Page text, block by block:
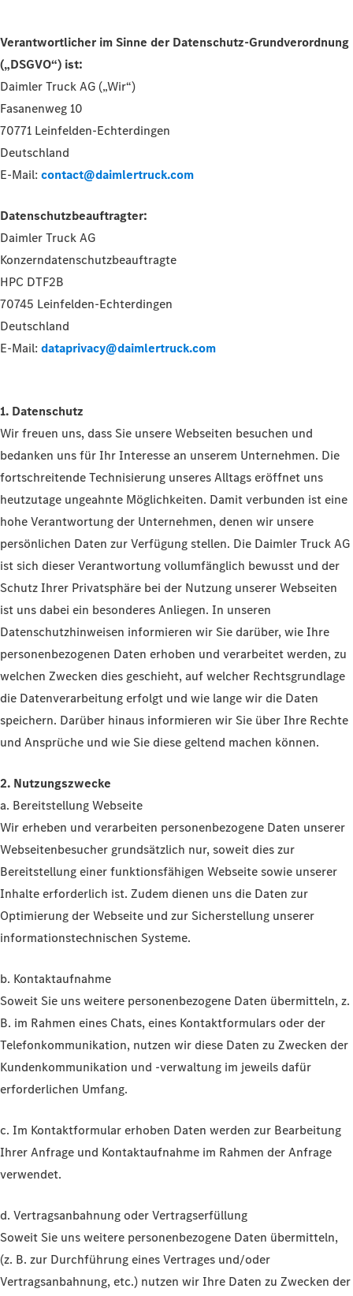
Verantwortlicher im Sinne der Datenschutz-Grundverordnung
(„DSGVO“) ist:
Daimler Truck AG („Wir“)
Fasanenweg 10
70771 Leinfelden-Echterdingen
Deutschland
E-Mail: contact@daimlertruck.com
Datenschutzbeauftragter:
Daimler Truck AG
Konzerndatenschutzbeauftragte
HPC DTF2B
70745 Leinfelden-Echterdingen
Deutschland
E-Mail: dataprivacy@daimlertruck.com
1. Datenschutz
Wir freuen uns, dass Sie unsere Webseiten besuchen und
bedanken uns für Ihr Interesse an unserem Unternehmen. Die
fortschreitende Technisierung unseres Alltags eröffnet uns
heutzutage ungeahnte Möglichkeiten. Damit verbunden ist eine
hohe Verantwortung der Unternehmen, denen wir unsere
persönlichen Daten zur Verfügung stellen. Die Daimler Truck AG
ist sich dieser Verantwortung vollumfänglich bewusst und der
Schutz Ihrer Privatsphäre bei der Nutzung unserer Webseiten
ist uns dabei ein besonderes Anliegen. In unseren
Datenschutzhinweisen informieren wir Sie darüber, wie Ihre
personenbezogenen Daten erhoben und verarbeitet werden, zu
welchen Zwecken dies geschieht, auf welcher Rechtsgrundlage
die Datenverarbeitung erfolgt und wie lange wir die Daten
speichern. Darüber hinaus informieren wir Sie über Ihre Rechte
und Ansprüche und wie Sie diese geltend machen können.
2. Nutzungszwecke
a. Bereitstellung Webseite
Wir erheben und verarbeiten personenbezogene Daten unserer
Webseitenbesucher grundsätzlich nur, soweit dies zur
Bereitstellung einer funktionsfähigen Webseite sowie unserer
Inhalte erforderlich ist. Zudem dienen uns die Daten zur
Optimierung der Webseite und zur Sicherstellung unserer
informationstechnischen Systeme.
b. Kontaktaufnahme
Soweit Sie uns weitere personenbezogene Daten übermitteln, z.
B. im Rahmen eines Chats, eines Kontaktformulars oder der
Telefonkommunikation, nutzen wir diese Daten zu Zwecken der
Kundenkommunikation und -verwaltung im jeweils dafür
erforderlichen Umfang.
c. Im Kontaktformular erhoben Daten werden zur Bearbeitung
Ihrer Anfrage und Kontaktaufnahme im Rahmen der Anfrage
verwendet.
d. Vertragsanbahnung oder Vertragserfüllung
Soweit Sie uns weitere personenbezogene Daten übermitteln,
(z. B. zur Durchführung eines Vertrages und/oder
Vertragsanbahnung, etc.) nutzen wir Ihre Daten zu Zwecken der